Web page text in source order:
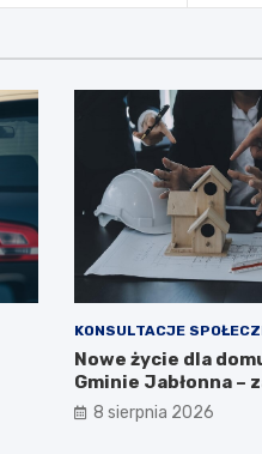
KONSULTACJE
Nowe życie dla
Gminie Jabłonna –
współpracy!
8 sierpnia 2026